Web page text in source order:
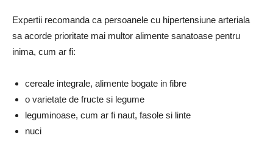
Expertii recomanda ca persoanele cu hipertensiune arteriala
sa acorde prioritate mai multor alimente sanatoase pentru
inima, cum ar fi:
cereale integrale, alimente bogate in fibre
o varietate de fructe si legume
leguminoase, cum ar fi naut, fasole si linte
nuci